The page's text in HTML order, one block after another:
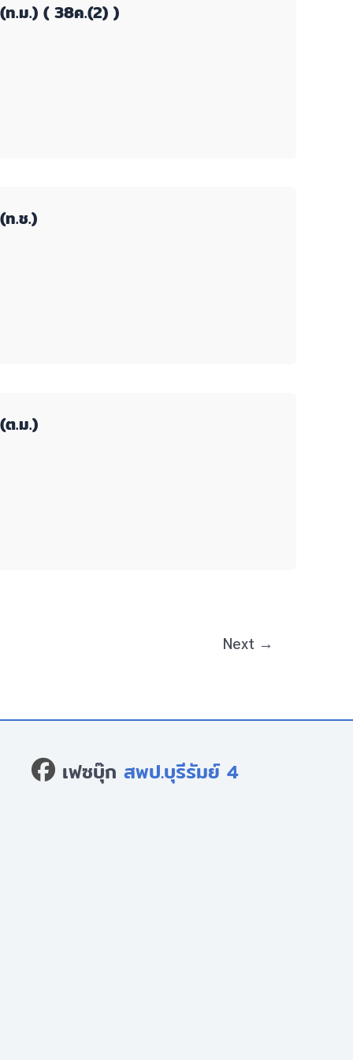
ท.ม.) ( 38ค.(2) )
.ช.)
ต.ม.)
Next →
เฟซบุ๊ก สพป.บุรีรัมย์ 4